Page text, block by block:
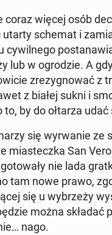
coraz więcej osób
utarty schemat i
cy­wil­ne­go
lub w ogro­dzie. A
zre­zy­gno­wać z
z białej sukni i
by do ołtarza
się wy­rwa­nie ze
mia­stecz­ka San
nie lada
tam nowe prawo,
się u wy­brze­ży
można składać
nago.